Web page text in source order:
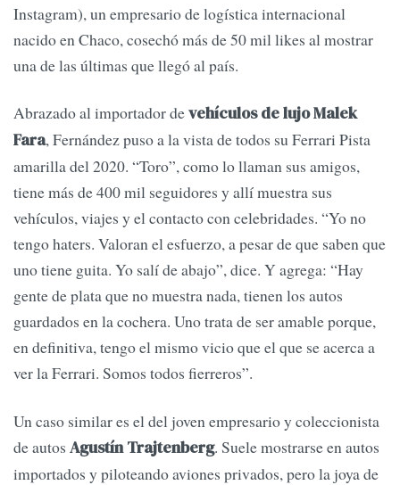
Instagram), un empresario de logística internacional
nacido en Chaco, cosechó más de 50 mil likes al mostrar
una de las últimas que llegó al país.
Abrazado al importador devehículos de lujo Malek
Fara, Fernández puso a la vista de todos su Ferrari Pista
amarilla del 2020. “Toro”, como lo llaman sus amigos,
tiene más de 400 mil seguidores y allí muestra sus
vehículos, viajes y el contacto con celebridades. “Yo no
tengo haters. Valoran el esfuerzo, a pesar de que saben que
uno tiene guita. Yo salí de abajo”, dice. Y agrega: “Hay
gente de plata que no muestra nada, tienen los autos
guardados en la cochera. Uno trata de ser amable porque,
en definitiva, tengo el mismo vicio que el que se acerca a
ver la Ferrari. Somos todos fierreros”.
Un caso similar es el del joven empresario y coleccionista
de autos Agustín Trajtenberg. Suele mostrarse en autos
importados y piloteando aviones privados, pero la joya de